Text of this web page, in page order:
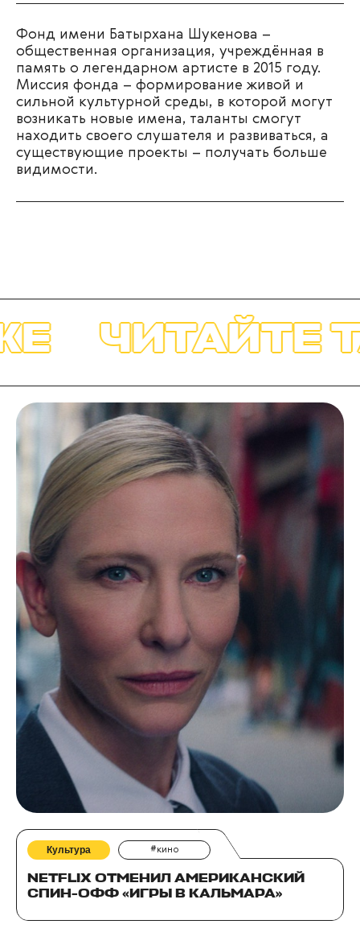
Фонд имени Батырхана Шукенова –
общественная организация, учреждённая в
память о легендарном артисте в 2015 году.
Миссия фонда – формирование живой и
сильной культурной среды, в которой могут
возникать новые имена, таланты смогут
находить своего слушателя и развиваться, а
существующие проекты – получать больше
видимости.
ЧИТАЙТЕ
Культура #кино
NETFLIX ОТМЕНИЛ АМЕРИКАНСКИЙ
СПИН-ОФФ «ИГРЫ В КАЛЬМАРА»